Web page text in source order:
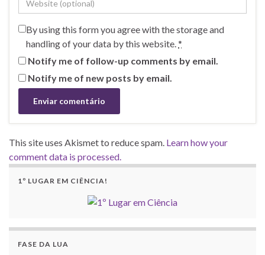
By using this form you agree with the storage and
handling of your data by this website. *
Notify me of follow-up comments by email.
Notify me of new posts by email.
This site uses Akismet to reduce spam. Learn how your
comment data is processed.
1º LUGAR EM CIÊNCIA!
FASE DA LUA